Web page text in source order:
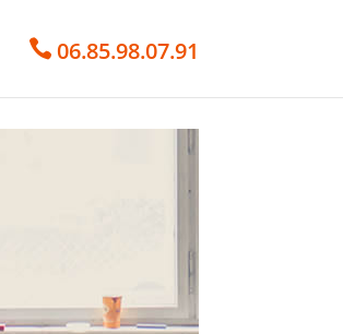
 06.85.98.07.91